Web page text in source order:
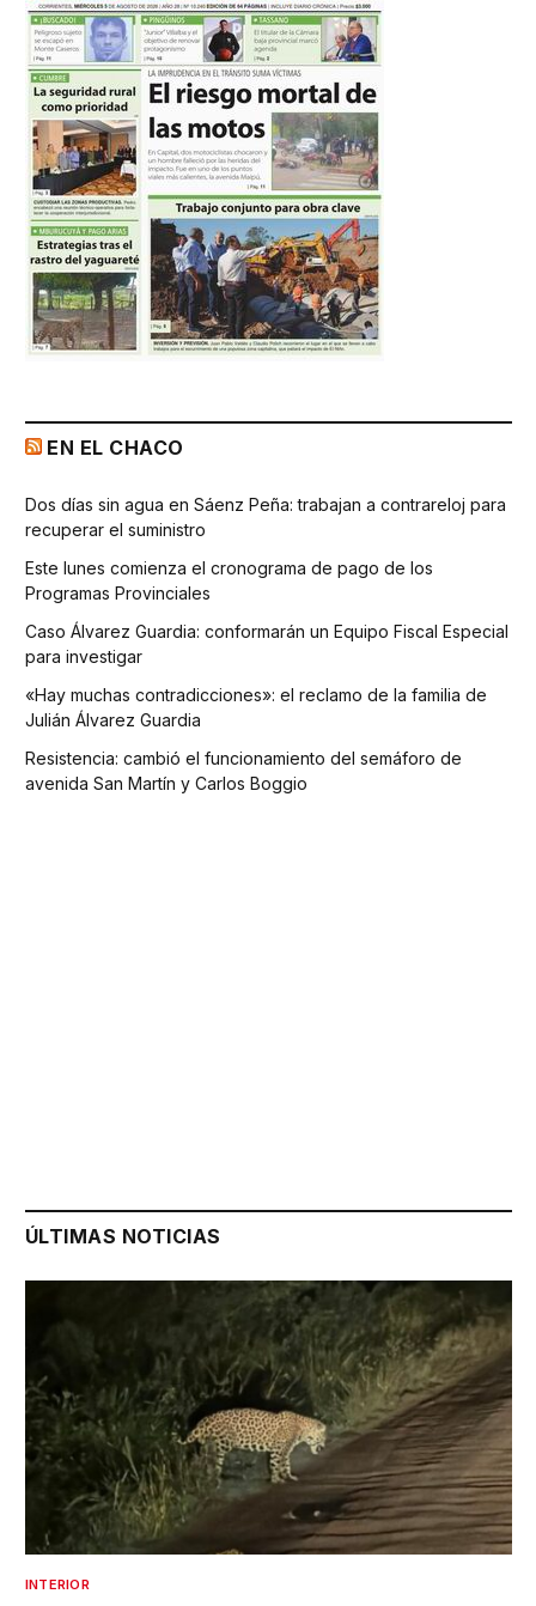
EN EL CHACO
Dos días sin agua en Sáenz Peña: trabajan a contrareloj para
recuperar el suministro
Este lunes comienza el cronograma de pago de los
Programas Provinciales
Caso Álvarez Guardia: conformarán un Equipo Fiscal Especial
para investigar
«Hay muchas contradicciones»: el reclamo de la familia de
Julián Álvarez Guardia
Resistencia: cambió el funcionamiento del semáforo de
avenida San Martín y Carlos Boggio
ÚLTIMAS NOTICIAS
INTERIOR